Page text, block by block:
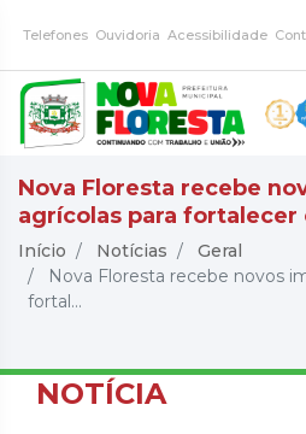
Telefones Ouvidoria Acessibilidade
Nova Floresta recebe
agrícolas para fortalecer
Início Notícias
Geral
Nova Floresta recebe novos
fortal...
NOTÍCIA